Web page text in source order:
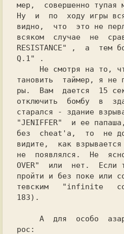
мер,  совершенно тупая
Ну  и  по  ходу игры
видно,  что  это не
всяком  случае  не
RESISTANCE"
,  а  тем
Q.1"
.
тановить  таймер, я не
ры.  Вам  дается  15
отключить  бомбу  в
старался - здание
"JENIFFER"  и ее
без  cheat'а,  то  не
видите,  как
не  появлялся.  Не
OVER"  или  нет.  Если
пройти и без поке или
тевским   "infinite
183).
рос: